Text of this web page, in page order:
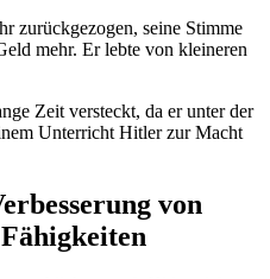
zurückgezogen, seine Stimme
mehr. Er lebte von kleineren
Zeit versteckt, da er unter der
Unterricht Hitler zur Macht
von